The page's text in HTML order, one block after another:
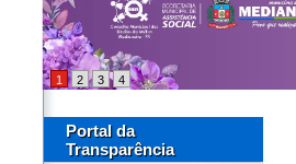
1 2 3 4
Portal da
Transparência